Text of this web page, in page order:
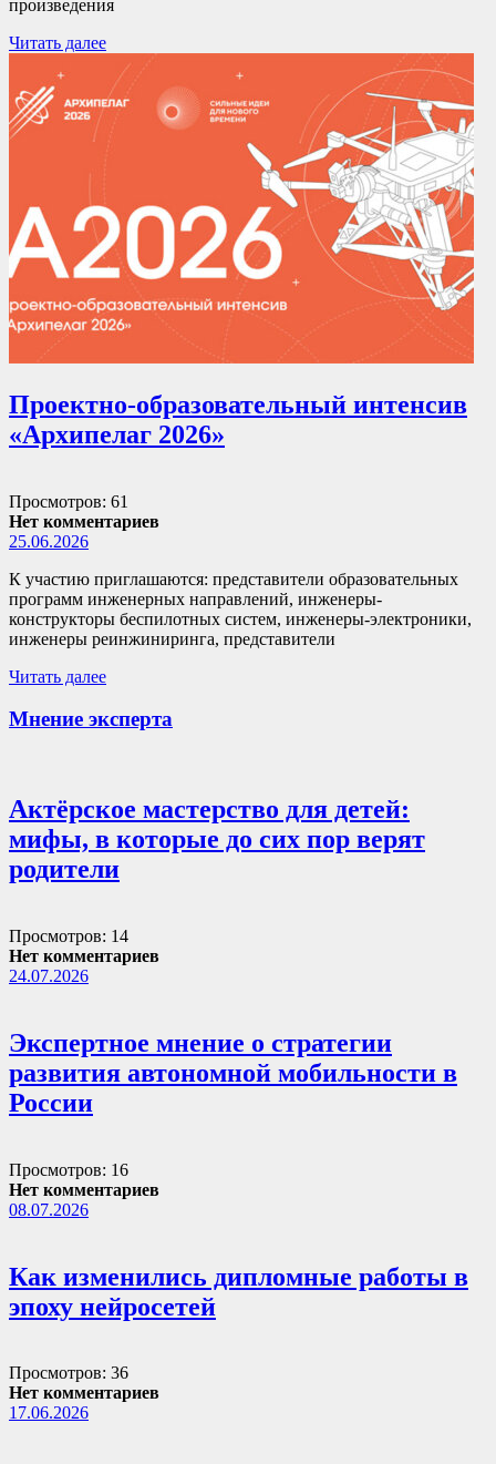
произведения
Читать далее
Проектно-образовательный интенсив
«Архипелаг 2026»
Просмотров: 61
Нет комментариев
25.06.2026
К участию приглашаются: представители образовательных
программ инженерных направлений, инженеры-
конструкторы беспилотных систем, инженеры-электроники,
инженеры реинжиниринга, представители
Читать далее
Мнение эксперта
Актёрское мастерство для детей:
мифы, в которые до сих пор верят
родители
Просмотров: 14
Нет комментариев
24.07.2026
Экспертное мнение о стратегии
развития автономной мобильности в
России
Просмотров: 16
Нет комментариев
08.07.2026
Как изменились дипломные работы в
эпоху нейросетей
Просмотров: 36
Нет комментариев
17.06.2026